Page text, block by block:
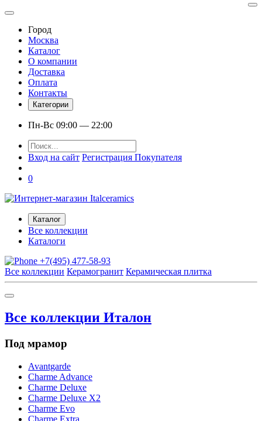
Город
Москва
Каталог
О компании
Доставка
Оплата
Контакты
Категории
Пн-Вс 09:00 — 22:00
Вход на сайт Регистрация Покупателя
0
Каталог
Все коллекции
Каталоги
+7(495) 477-58-93
Все коллекции Керамогранит Керамическая плитка
Все коллекции Италон
Под мрамор
Avantgarde
Charme Advance
Charme Deluxe
Charme Deluxe X2
Charme Evo
Charme Extra